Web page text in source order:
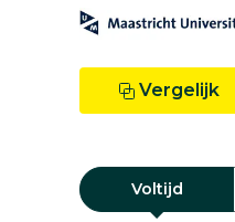
Vergelijk
Voltijd